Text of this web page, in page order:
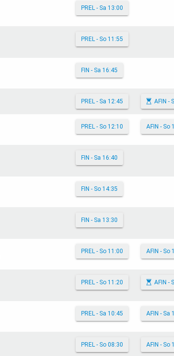
PREL - Sa 13:00
PREL - So 11:55
FIN - Sa 16:45
PREL - Sa 12:45 AFIN -
PREL - So 12:10 AFIN - So
FIN - Sa 16:40
FIN - So 14:35
FIN - Sa 13:30
PREL - So 11:00 AFIN - So
PREL - So 11:20 AFIN -
PREL - Sa 10:45 AFIN - Sa
PREL - So 08:30 AFIN - So